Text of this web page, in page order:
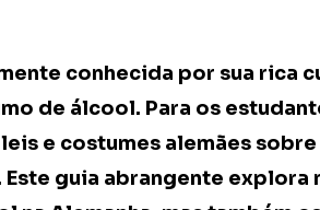
conhecida por sua rica
de álcool. Para os
e costumes alemães
guia abrangente explora